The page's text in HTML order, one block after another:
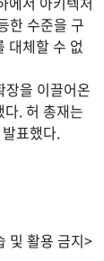
한 수준을 구
대체할 수 없
장을 이끌어온
. 허 총재는
표했다.
및 활용 금지>